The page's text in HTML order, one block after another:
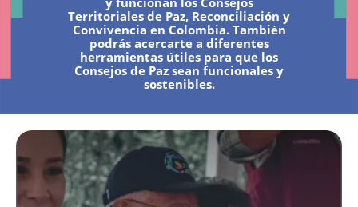
Territoriales de Paz, Reconciliación y
Convivencia en Colombia. También
podrás acercarte a diferentes
herramientas útiles para que los
Consejos de Paz sean funcionales y
sostenibles.